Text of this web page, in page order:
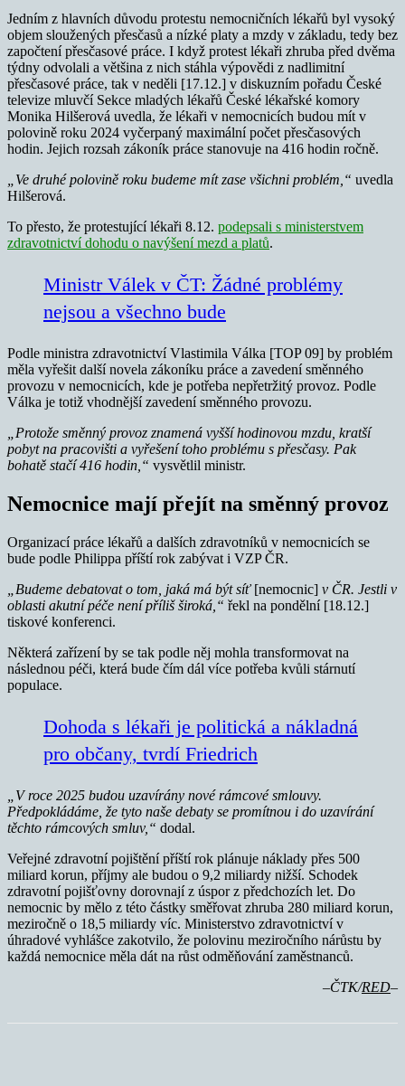
Jedním z hlavních důvodu protestu nemocničních lékařů byl vysoký
objem sloužených přesčasů a nízké platy a mzdy v základu, tedy bez
započtení přesčasové práce. I když protest lékaři zhruba před dvěma
týdny odvolali a většina z nich stáhla výpovědi z nadlimitní
přesčasové práce, tak v neděli [17.12.] v diskuzním pořadu České
televize mluvčí Sekce mladých lékařů České lékařské komory
Monika Hilšerová uvedla, že lékaři v nemocnicích budou mít v
polovině roku 2024 vyčerpaný maximální počet přesčasových
hodin. Jejich rozsah zákoník práce stanovuje na 416 hodin ročně.
„Ve druhé polovině roku budeme mít zase všichni problém,“ uvedla
Hilšerová.
To přesto, že protestující lékaři 8.12. podepsali s ministerstvem
zdravotnictví dohodu o navýšení mezd a platů.
Ministr Válek v ČT: Žádné problémy
nejsou a všechno bude
Podle ministra zdravotnictví Vlastimila Válka [TOP 09] by problém
měla vyřešit další novela zákoníku práce a zavedení směnného
provozu v nemocnicích, kde je potřeba nepřetržitý provoz. Podle
Válka je totiž vhodnější zavedení směnného provozu.
„Protože směnný provoz znamená vyšší hodinovou mzdu, kratší
pobyt na pracovišti a vyřešení toho problému s přesčasy. Pak
bohatě stačí 416 hodin,“ vysvětlil ministr.
Nemocnice mají přejít na směnný provoz
Organizací práce lékařů a dalších zdravotníků v nemocnicích se
bude podle Philippa příští rok zabývat i VZP ČR.
„Budeme debatovat o tom, jaká má být síť [nemocnic] v ČR. Jestli v
oblasti akutní péče není příliš široká,“ řekl na pondělní [18.12.]
tiskové konferenci.
Některá zařízení by se tak podle něj mohla transformovat na
následnou péči, která bude čím dál více potřeba kvůli stárnutí
populace.
Dohoda s lékaři je politická a nákladná
pro občany, tvrdí Friedrich
„V roce 2025 budou uzavírány nové rámcové smlouvy.
Předpokládáme, že tyto naše debaty se promítnou i do uzavírání
těchto rámcových smluv,“ dodal.
Veřejné zdravotní pojištění příští rok plánuje náklady přes 500
miliard korun, příjmy ale budou o 9,2 miliardy nižší. Schodek
zdravotní pojišťovny dorovnají z úspor z předchozích let. Do
nemocnic by mělo z této částky směřovat zhruba 280 miliard korun,
meziročně o 18,5 miliardy víc. Ministerstvo zdravotnictví v
úhradové vyhlášce zakotvilo, že polovinu meziročního nárůstu by
každá nemocnice měla dát na růst odměňování zaměstnanců.
–ČTK/RED–